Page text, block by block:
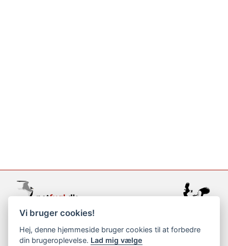
support@netfugl.dk
copyright © 2002-2023
Vi bruger cookies!
Hej, denne hjemmeside bruger cookies til at forbedre
din brugeroplevelse. Lad mig vælge